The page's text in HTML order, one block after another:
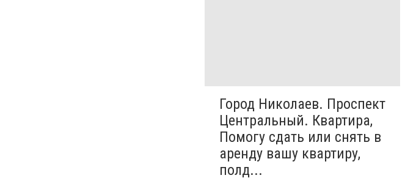
Город Николаев. Проспект
Центральный. Квартира,
Помогу сдать или снять в
аренду вашу квартиру,
полд...